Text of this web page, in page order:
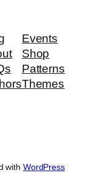
Events
Shop
Patterns
Themes
with WordPress